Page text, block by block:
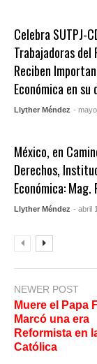
Celebra SUTPJ-
Trabajadoras del
Reciben
Económica en su
Llyther Méndez -
México, en
Derechos,
Económica:
Llyther Méndez - abril
NEWER POST
Muere el Papa
Marcó una era
Reformista en
Católica